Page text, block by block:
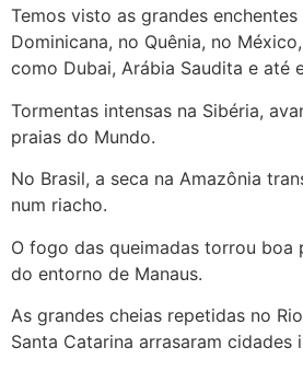
Temos visto as grandes enchentes
Dominicana, no Quênia, no
como Dubai, Arábia Saudita e até
Tormentas intensas na Sibéria,
praias do Mundo.
No Brasil, a seca na Amazônia
num riacho.
O fogo das queimadas torrou boa
do entorno de Manaus.
As grandes cheias repetidas no
Santa Catarina arrasaram cidades